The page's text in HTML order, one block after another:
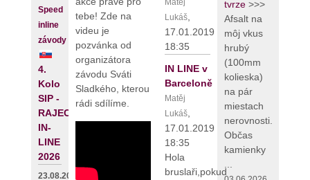
Speed
inline
závody
4.
Kolo
SIP -
RAJECKÝ
IN-
LINE
2026
23.08.2026
tebe! Zde na
videu je
pozvánka od
organizátora
závodu Sváti
Sladkého, kterou
rádi sdílíme.
Matěj
Lukáš,
17.01.2019
18:35
IN LINE v
Barceloně
Matěj
Lukáš,
17.01.2019
18:35
Hola
bruslaři,pokud
tvrze>>>
Afsalt na
môj vkus
hrubý
(100mm
kolieska)
na pár
miestach
nerovnosti.
Občas
kamienky
...